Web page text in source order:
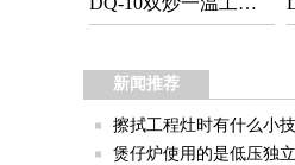
新闻推荐
擦拭工程灶时有什么小
煲仔炉使用的是低压独